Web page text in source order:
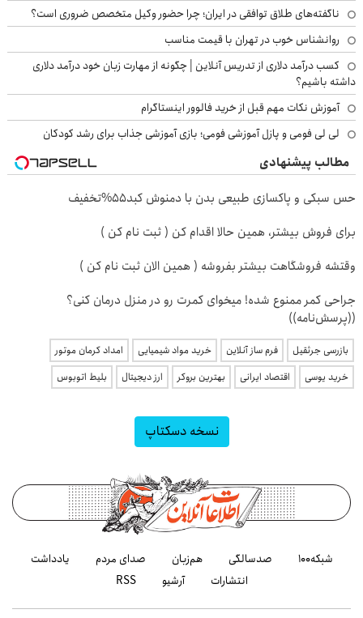
ناگفته‌های طلاق توافقی در ایران؛ چرا حضور وکیل متخصص ضروری است؟
روانشناس خوب در تهران با قیمت مناسب
کسب درآمد دلاری از تدریس آنلاین | چگونه از مهارت زبان خود درآمد دلاری
داشته باشیم؟
آموزش نکات مهم قبل از خرید فالوور اینستاگرام
لی لی فومی و پازل آموزشی فومی؛ بازی آموزشی جذاب برای رشد کودکان
مطالب پیشنهادی
حس سبکی و پاکسازی طبیعی بدن با دمنوش کبد55%تخفیف
برای فروش بیشتر، همین حالا اقدام کن ( ثبت نام کن )
وقتشه فروشگاهت بیشتر بفروشه ( همین الان ثبت نام کن )
جراحی کمر ممنوع شده! میخوای کمرت رو در منزل درمان کنی؟
((پرسش‌نامه))
بازرسی جرثقیل فرم ساز آنلاین خرید مواد شیمیایی
امداد کرمان موتور
خرید یوسی
اقتصاد ایرانی بهترین بروکر ارز دیجیتال بلیط اتوبوس
نسخه دسکتاپ
شبکه۱۰۰ صدسالگی هم‌زبان صدای مردم
یادداشت
انتشارات
آرشیو RSS